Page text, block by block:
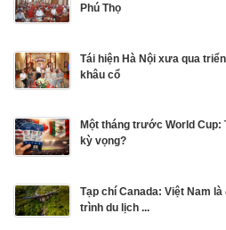
Phú Thọ
Tái hiện Hà Nội xưa qua
khâu cổ
Một tháng trước World
kỳ vọng?
Tạp chí Canada: Việt Nam
trình du lịch ...